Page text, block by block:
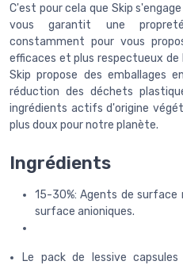
C'est pour cela que Skip
vous garantit une
constamment pour vous
efficaces et plus respectueux
Skip propose des emballages
réduction des déchets
ingrédients actifs d'origine
plus doux pour notre planète.
Ingrédients
15-30%: Agents de surface
surface anioniques.
Le pack de lessive